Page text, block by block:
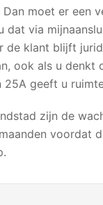
moet er een
via
de klant blijft
ook als u
geeft u
zijn de
voordat